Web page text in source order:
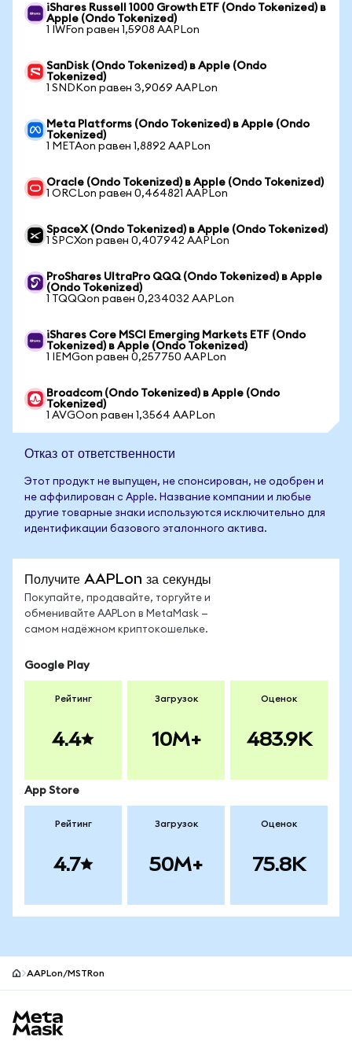
iShares Russell 1000 Growth ETF (Ondo Tokenized) в
Apple (Ondo Tokenized)
1 IWFon равен 1,5908 AAPLon
SanDisk (Ondo Tokenized) в Apple (Ondo
Tokenized)
1 SNDKon равен 3,9069 AAPLon
Meta Platforms (Ondo Tokenized) в Apple (Ondo
Tokenized)
1 METAon равен 1,8892 AAPLon
Oracle (Ondo Tokenized) в Apple (Ondo Tokenized)
1 ORCLon равен 0,464821 AAPLon
SpaceX (Ondo Tokenized) в Apple (Ondo Tokenized)
1 SPCXon равен 0,407942 AAPLon
ProShares UltraPro QQQ (Ondo Tokenized) в Apple
(Ondo Tokenized)
1 TQQQon равен 0,234032 AAPLon
iShares Core MSCI Emerging Markets ETF (Ondo
Tokenized) в Apple (Ondo Tokenized)
1 IEMGon равен 0,257750 AAPLon
Broadcom (Ondo Tokenized) в Apple (Ondo
Tokenized)
1 AVGOon равен 1,3564 AAPLon
Отказ от ответственности
Этот продукт не выпущен, не спонсирован, не одобрен и
не аффилирован с Apple. Название компании и любые
другие товарные знаки используются исключительно для
идентификации базового эталонного актива.
Получите AAPLon за секунды
Покупайте, продавайте, торгуйте и
обменивайте AAPLon в MetaMask —
самом надёжном криптокошельке.
Google Play
Рейтинг
4.4
Загрузок
10M+
Оценок
483.9K
App Store
Рейтинг
4.7
Загрузок
50M+
Оценок
75.8K
AAPLon/MSTRon